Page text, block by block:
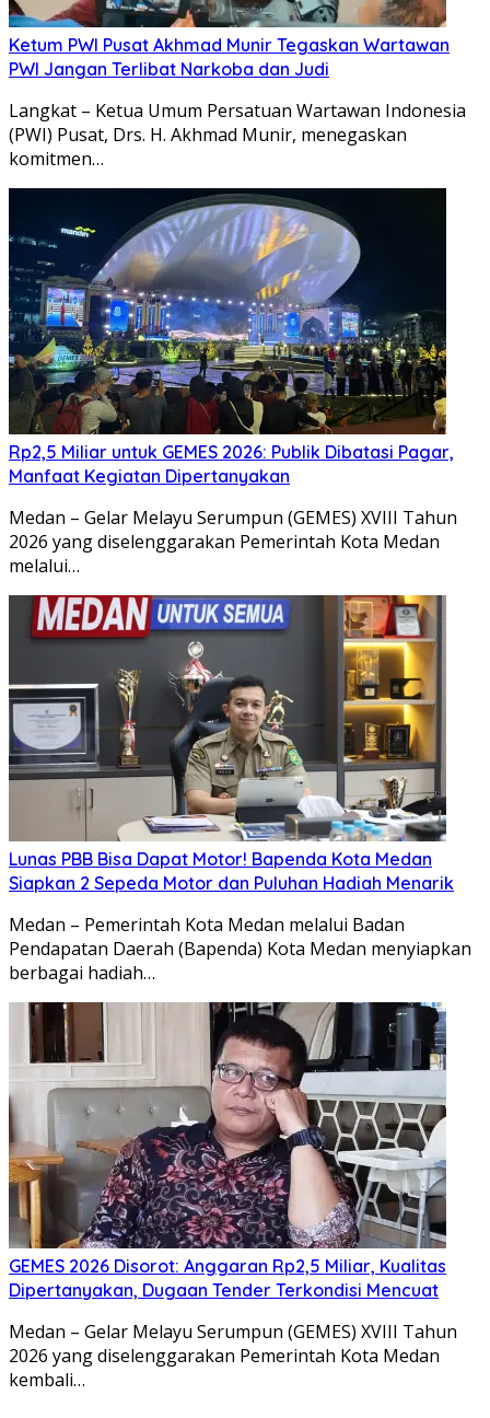
Ketum PWI Pusat Akhmad Munir Tegaskan Wartawan
PWI Jangan Terlibat Narkoba dan Judi
Langkat – Ketua Umum Persatuan Wartawan Indonesia
(PWI) Pusat, Drs. H. Akhmad Munir, menegaskan
komitmen…
Rp2,5 Miliar untuk GEMES 2026: Publik Dibatasi Pagar,
Manfaat Kegiatan Dipertanyakan
Medan – Gelar Melayu Serumpun (GEMES) XVIII Tahun
2026 yang diselenggarakan Pemerintah Kota Medan
melalui…
Lunas PBB Bisa Dapat Motor! Bapenda Kota Medan
Siapkan 2 Sepeda Motor dan Puluhan Hadiah Menarik
Medan – Pemerintah Kota Medan melalui Badan
Pendapatan Daerah (Bapenda) Kota Medan menyiapkan
berbagai hadiah…
GEMES 2026 Disorot: Anggaran Rp2,5 Miliar, Kualitas
Dipertanyakan, Dugaan Tender Terkondisi Mencuat
Medan – Gelar Melayu Serumpun (GEMES) XVIII Tahun
2026 yang diselenggarakan Pemerintah Kota Medan
kembali…